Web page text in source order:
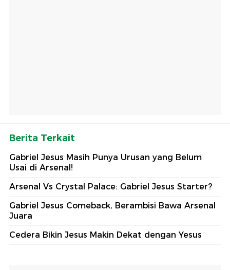
Berita Terkait
Gabriel Jesus Masih Punya Urusan yang Belum
Usai di Arsenal!
Arsenal Vs Crystal Palace: Gabriel Jesus Starter?
Gabriel Jesus Comeback, Berambisi Bawa Arsenal
Juara
Cedera Bikin Jesus Makin Dekat dengan Yesus